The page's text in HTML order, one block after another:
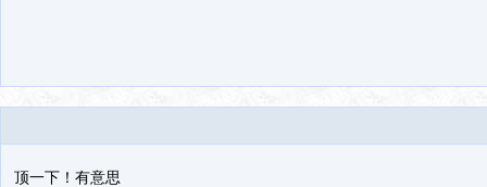
顶一下！有意思